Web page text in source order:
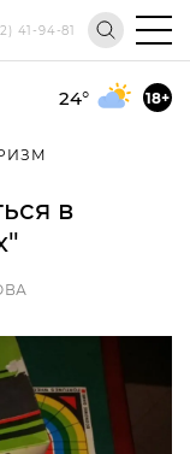
41-94-81
24° 18+
в